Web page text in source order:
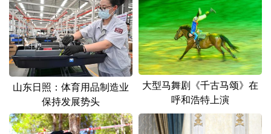
Русский язык 日本語 한국어
Deutsch Português
山东日照：体育用品制造业
保持发展势头
大型马舞剧《千古马颂》在
呼和浩特上演